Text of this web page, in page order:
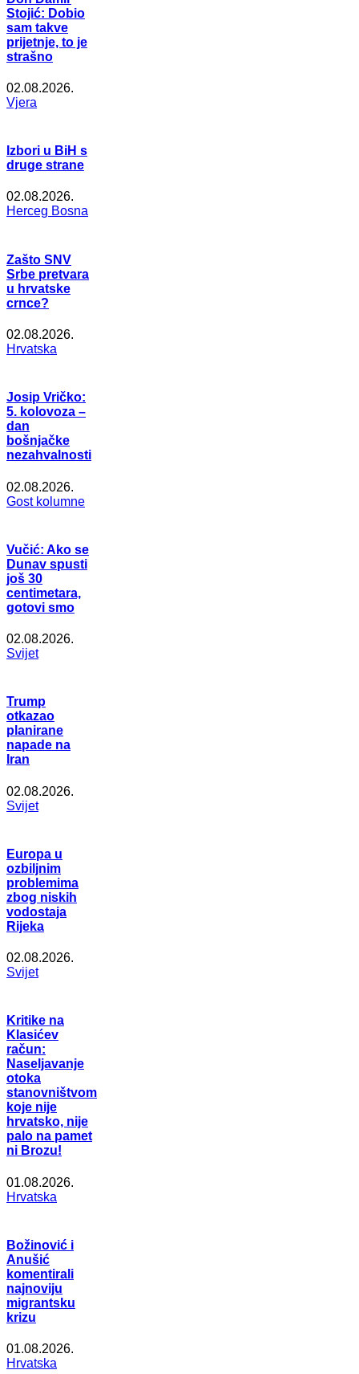
Stojić: Dobio
sam takve
prijetnje, to je
strašno
02.08.2026.
Vjera
Izbori u BiH s
druge strane
02.08.2026.
Herceg Bosna
Zašto SNV
Srbe pretvara
u hrvatske
crnce?
02.08.2026.
Hrvatska
Josip Vričko:
5. kolovoza –
dan
bošnjačke
nezahvalnosti
02.08.2026.
Gost kolumne
Vučić: Ako se
Dunav spusti
još 30
centimetara,
gotovi smo
02.08.2026.
Svijet
Trump
otkazao
planirane
napade na
Iran
02.08.2026.
Svijet
Europa u
ozbiljnim
problemima
zbog niskih
vodostaja
Rijeka
02.08.2026.
Svijet
Kritike na
Klasićev
račun:
Naseljavanje
otoka
stanovništvom
koje nije
hrvatsko, nije
palo na pamet
ni Brozu!
01.08.2026.
Hrvatska
Božinović i
Anušić
komentirali
najnoviju
migrantsku
krizu
01.08.2026.
Hrvatska